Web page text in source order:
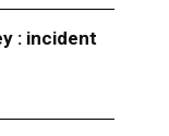
: incident